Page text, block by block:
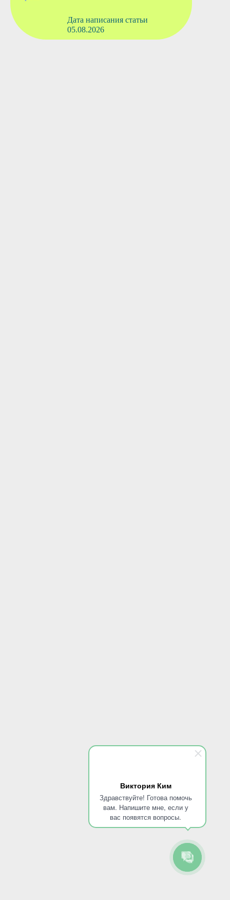
Виктория Ким
Здравствуйте! Готова помочь
вам. Напишите мне, если у
вас появятся вопросы.
Дата написания статьи
05.08.2026